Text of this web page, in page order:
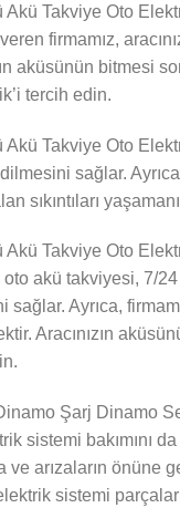
Takviye Oto
firmamız,
bitmesi
tercih edin.
Takviye Oto
sağlar.
sıkıntıları
Takviye Oto
akü takviyesi, 7/
Ayrıca,
Aracınızın
Şarj Dinamo
sistemi bakımını
ve arızaların önüne
sistemi